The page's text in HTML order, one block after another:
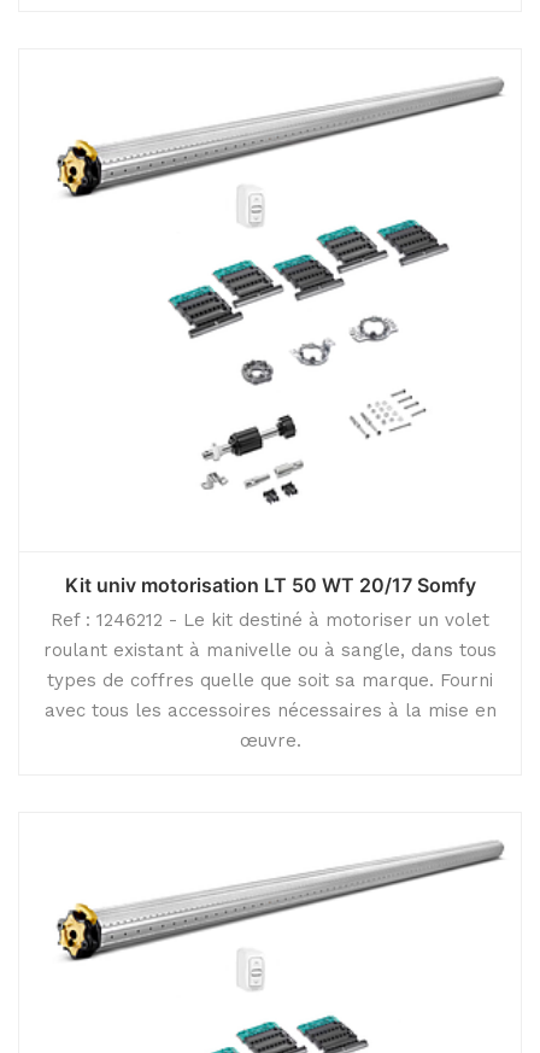
Kit univ motorisation LT 50 WT 20/17 Somfy
Ref : 1246212 - Le kit destiné à motoriser un volet
roulant existant à manivelle ou à sangle, dans tous
types de coffres quelle que soit sa marque. Fourni
avec tous les accessoires nécessaires à la mise en
œuvre.